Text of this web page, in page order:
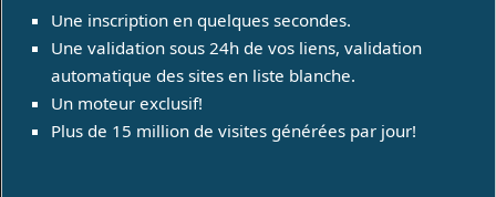
Une inscription en quelques secondes.
Une validation sous 24h de vos liens, validation
automatique des sites en liste blanche.
Un moteur exclusif!
Plus de 15 million de visites générées par jour!